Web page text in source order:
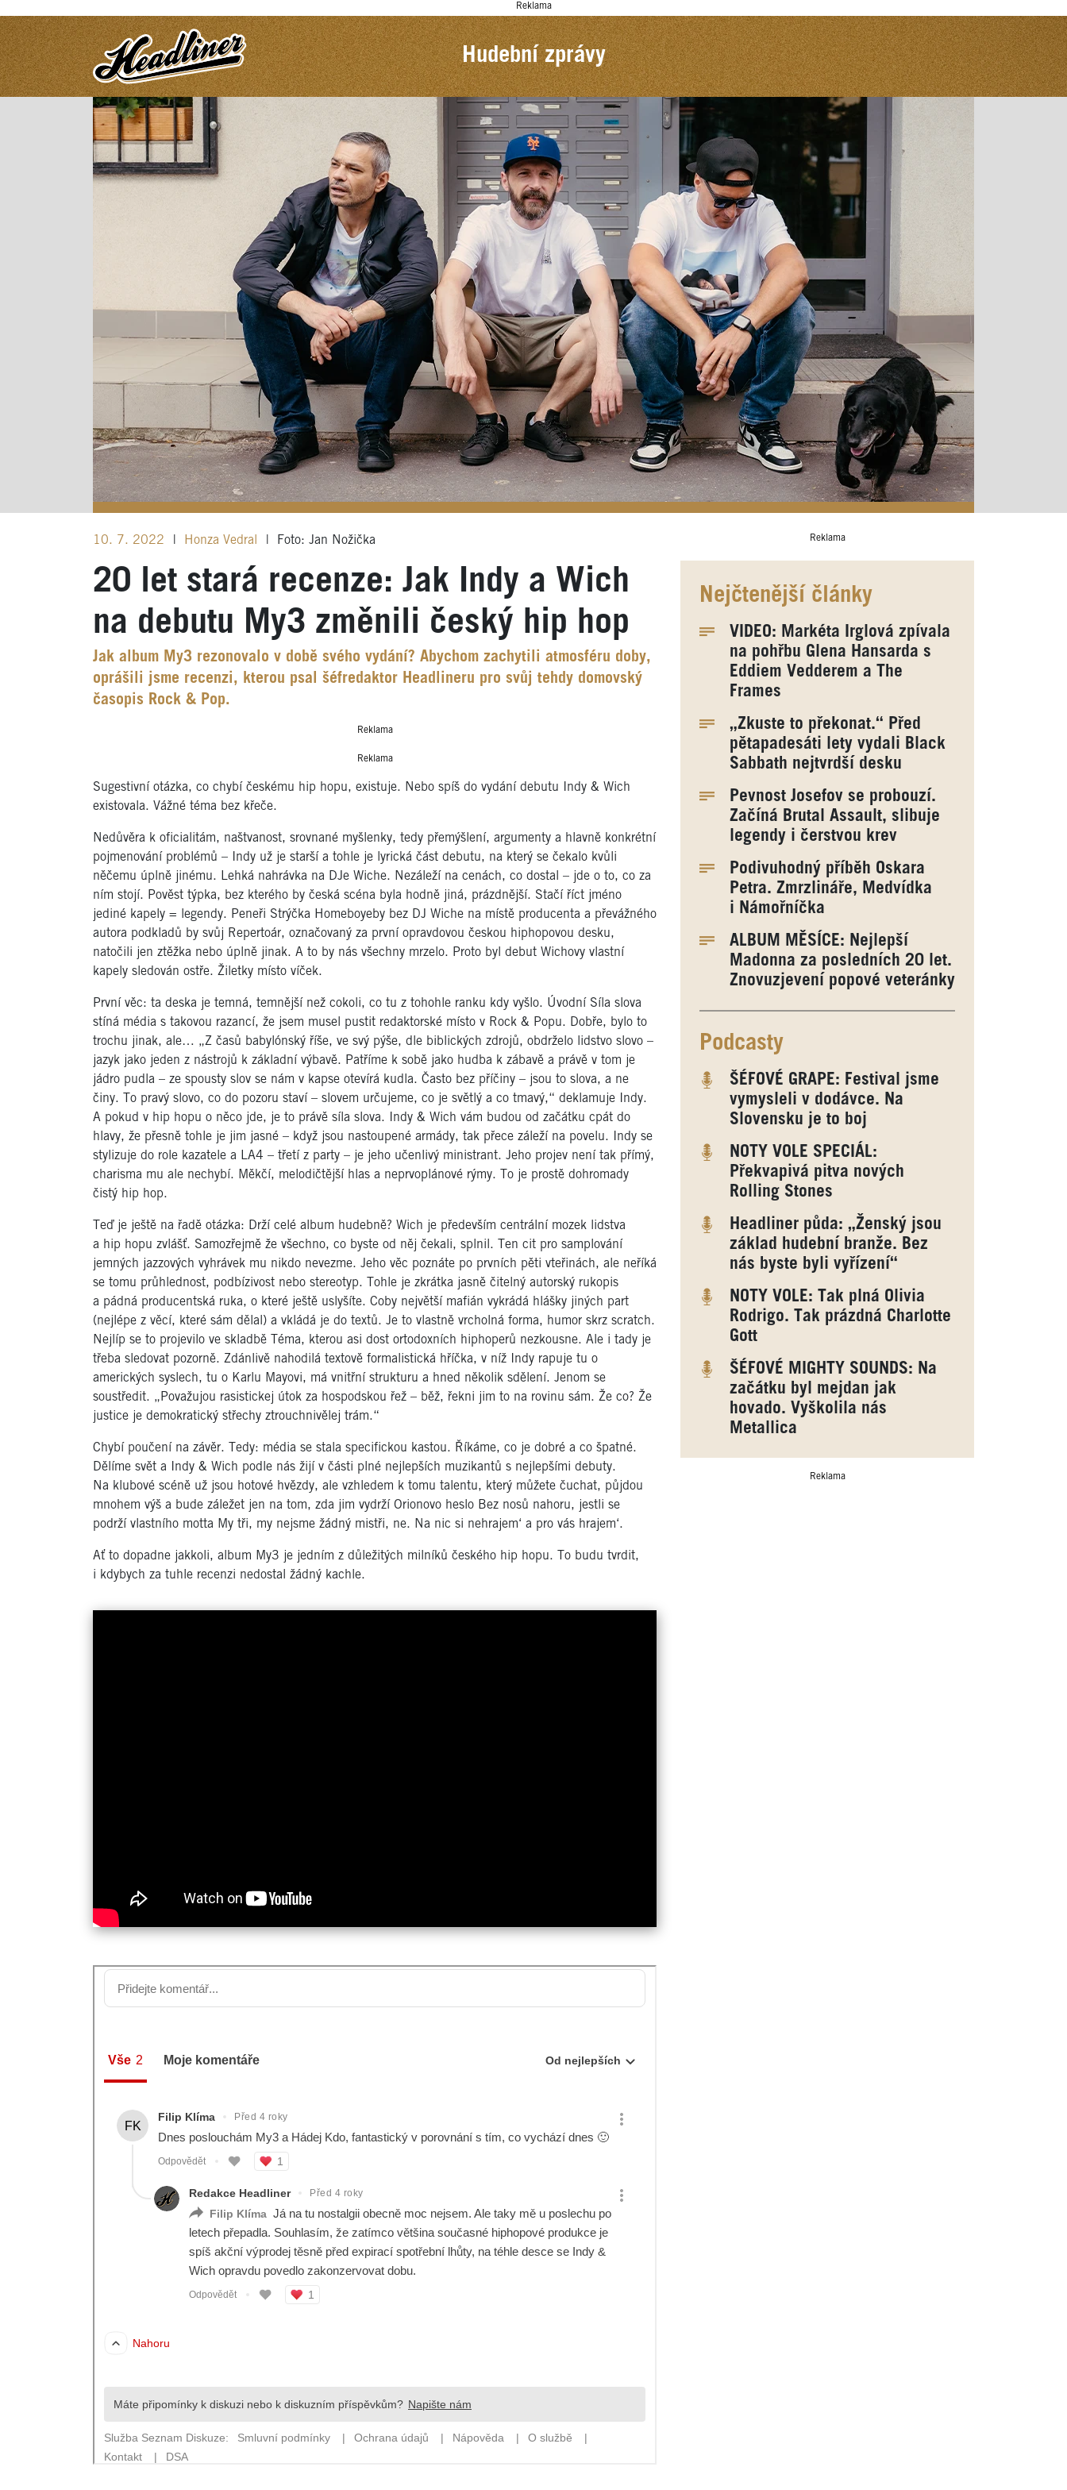
Reklama
Hudební zprávy
10. 7. 2022 Honza Vedral Foto: Jan Nožička
20 let stará recenze: Jak Indy a Wich
na debutu My3 změnili český hip hop
Jak album My3 rezonovalo v době svého vydání? Abychom zachytili atmosféru doby,
oprášili jsme recenzi, kterou psal šéfredaktor Headlineru pro svůj tehdy domovský
časopis Rock & Pop.
Reklama
Reklama
Sugestivní otázka, co chybí českému hip hopu, existuje. Nebo spíš do vydání debutu Indy & Wich
existovala. Vážné téma bez křeče.
Nedůvěra k oficialitám, naštvanost, srovnané myšlenky, tedy přemýšlení, argumenty a hlavně konkrétní
pojmenování problémů – Indy už je starší a tohle je lyrická část debutu, na který se čekalo kvůli
něčemu úplně jinému. Lehká nahrávka na DJe Wiche. Nezáleží na cenách, co dostal – jde o to, co za
ním stojí. Pověst týpka, bez kterého by česká scéna byla hodně jiná, prázdnější. Stačí říct jméno
jediné kapely = legendy. Peneři Strýčka Homeboyeby bez DJ Wiche na místě producenta a převážného
autora podkladů by svůj Repertoár, označovaný za první opravdovou českou hiphopovou desku,
natočili jen ztěžka nebo úplně jinak. A to by nás všechny mrzelo. Proto byl debut Wichovy vlastní
kapely sledován ostře. Žiletky místo víček.
První věc: ta deska je temná, temnější než cokoli, co tu z tohohle ranku kdy vyšlo. Úvodní Síla slova
stíná média s takovou razancí, že jsem musel pustit redaktorské místo v Rock & Popu. Dobře, bylo to
trochu jinak, ale… „Z časů babylónský říše, ve svý pýše, dle biblických zdrojů, obdrželo lidstvo slovo –
jazyk jako jeden z nástrojů k základní výbavě. Patříme k sobě jako hudba k zábavě a právě v tom je
jádro pudla – ze spousty slov se nám v kapse otevírá kudla. Často bez příčiny – jsou to slova, a ne
činy. To pravý slovo, co do pozoru staví – slovem určujeme, co je světlý a co tmavý,“ deklamuje Indy.
A pokud v hip hopu o něco jde, je to právě síla slova. Indy & Wich vám budou od začátku cpát do
hlavy, že přesně tohle je jim jasné – když jsou nastoupené armády, tak přece záleží na povelu. Indy se
stylizuje do role kazatele a LA4 – třetí z party – je jeho učenlivý ministrant. Jeho projev není tak přímý,
charisma mu ale nechybí. Měkčí, melodičtější hlas a neprvoplánové rýmy. To je prostě dohromady
čistý hip hop.
Teď je ještě na řadě otázka: Drží celé album hudebně? Wich je především centrální mozek lidstva
a hip hopu zvlášť. Samozřejmě že všechno, co byste od něj čekali, splnil. Ten cit pro samplování
jemných jazzových vyhrávek mu nikdo nevezme. Jeho věc poznáte po prvních pěti vteřinách, ale neříká
se tomu průhlednost, podbízivost nebo stereotyp. Tohle je zkrátka jasně čitelný autorský rukopis
a pádná producentská ruka, o které ještě uslyšíte. Coby největší mafián vykrádá hlášky jiných part
(nejlépe z věcí, které sám dělal) a vkládá je do textů. Je to vlastně vrcholná forma, humor skrz scratch.
Nejlíp se to projevilo ve skladbě Téma, kterou asi dost ortodoxních hiphoperů nezkousne. Ale i tady je
třeba sledovat pozorně. Zdánlivě nahodilá textově formalistická hříčka, v níž Indy rapuje tu o
amerických syslech, tu o Karlu Mayovi, má vnitřní strukturu a hned několik sdělení. Jenom se
soustředit. „Považujou rasistickej útok za hospodskou řež – běž, řekni jim to na rovinu sám. Že co? Že
justice je demokratický střechy ztrouchnivělej trám.“
Chybí poučení na závěr. Tedy: média se stala specifickou kastou. Říkáme, co je dobré a co špatné.
Dělíme svět a Indy & Wich podle nás žijí v části plné nejlepších muzikantů s nejlepšími debuty.
Na klubové scéně už jsou hotové hvězdy, ale vzhledem k tomu talentu, který můžete čuchat, půjdou
mnohem výš a bude záležet jen na tom, zda jim vydrží Orionovo heslo Bez nosů nahoru, jestli se
podrží vlastního motta My tři, my nejsme žádný mistři, ne. Na nic si nehrajem‘ a pro vás hrajem‘.
Ať to dopadne jakkoli, album My3 je jedním z důležitých milníků českého hip hopu. To budu tvrdit,
i kdybych za tuhle recenzi nedostal žádný kachle.
Reklama
Nejčtenější články
VIDEO: Markéta Irglová zpívala
na pohřbu Glena Hansarda s
Eddiem Vedderem a The
Frames
„Zkuste to překonat.“ Před
pětapadesáti lety vydali Black
Sabbath nejtvrdší desku
Pevnost Josefov se probouzí.
Začíná Brutal Assault, slibuje
legendy i čerstvou krev
Podivuhodný příběh Oskara
Petra. Zmrzlináře, Medvídka
i Námořníčka
ALBUM MĚSÍCE: Nejlepší
Madonna za posledních 20 let.
Znovuzjevení popové veteránky
Podcasty
ŠÉFOVÉ GRAPE: Festival jsme
vymysleli v dodávce. Na
Slovensku je to boj
NOTY VOLE SPECIÁL:
Překvapivá pitva nových
Rolling Stones
Headliner půda: „Ženský jsou
základ hudební branže. Bez
nás byste byli vyřízení“
NOTY VOLE: Tak plná Olivia
Rodrigo. Tak prázdná Charlotte
Gott
ŠÉFOVÉ MIGHTY SOUNDS: Na
začátku byl mejdan jak
hovado. Vyškolila nás
Metallica
Reklama